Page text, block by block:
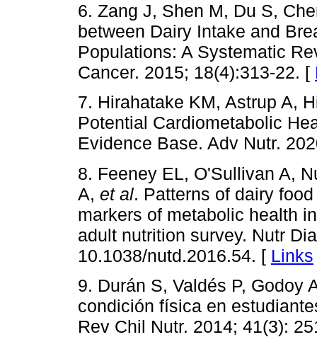
6. Zang J, Shen M, Du S,
between Dairy Intake and
Populations: A Systematic
Cancer. 2015; 18(4):313-22. [
7. Hirahatake KM, Astrup A,
Potential Cardiometabolic
Evidence Base. Adv Nutr.
8. Feeney EL, O'Sullivan A,
A, et al. Patterns of dairy
markers of metabolic health
adult nutrition survey. Nutr
10.1038/nutd.2016.54. [ Links
9. Durán S, Valdés P, Godoy
condición física en
Rev Chil Nutr. 2014; 41(3):